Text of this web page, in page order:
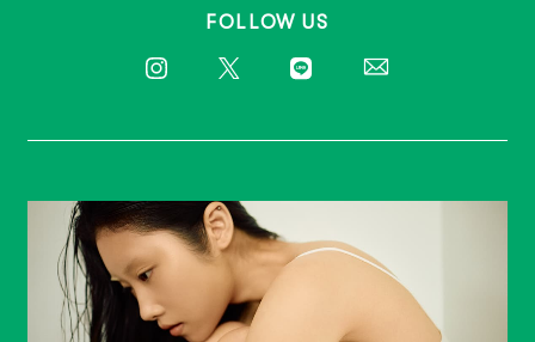
FOLLOW US